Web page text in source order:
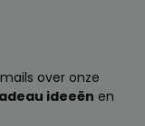
over onze
ideeën en